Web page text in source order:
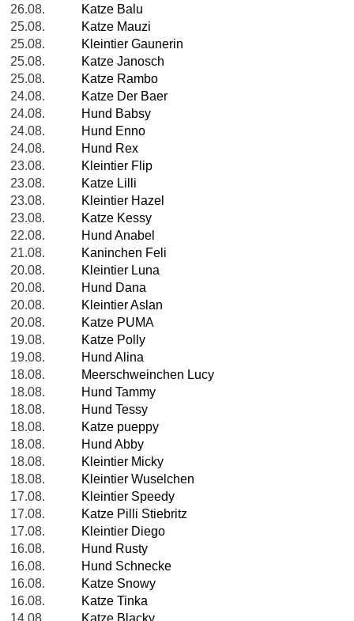
26.08.
Katze Balu
25.08.
Katze Mauzi
25.08.
Kleintier Gaunerin
25.08.
Katze Janosch
25.08.
Katze Rambo
24.08.
Katze Der Baer
24.08.
Hund Babsy
24.08.
Hund Enno
24.08.
Hund Rex
23.08.
Kleintier Flip
23.08.
Katze Lilli
23.08.
Kleintier Hazel
23.08.
Katze Kessy
22.08.
Hund Anabel
21.08.
Kaninchen Feli
20.08.
Kleintier Luna
20.08.
Hund Dana
20.08.
Kleintier Aslan
20.08.
Katze PUMA
19.08.
Katze Polly
19.08.
Hund Alina
18.08.
Meerschweinchen Lucy
18.08.
Hund Tammy
18.08.
Hund Tessy
18.08.
Katze pueppy
18.08.
Hund Abby
18.08.
Kleintier Micky
18.08.
Kleintier Wuselchen
17.08.
Kleintier Speedy
17.08.
Katze Pilli Stiebritz
17.08.
Kleintier Diego
16.08.
Hund Rusty
16.08.
Hund Schnecke
16.08.
Katze Snowy
16.08.
Katze Tinka